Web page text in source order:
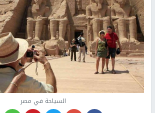
السياحة في مصر